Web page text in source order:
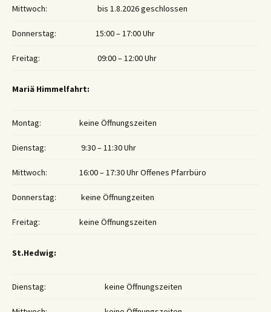
Mittwoch: bis 1.8.2026 geschlossen
Donnerstag: 15:00 – 17:00 Uhr
Freitag: 09:00 – 12:00 Uhr
Mariä Himmelfahrt:
Montag: keine Öffnungszeiten
Dienstag: 9:30 – 11:30 Uhr
Mittwoch: 16:00 – 17:30 Uhr Offenes Pfarrbüro
Donnerstag: keine Öffnungzeiten
Freitag: keine Öffnungszeiten
St.Hedwig:
Dienstag: keine Öffnungszeiten